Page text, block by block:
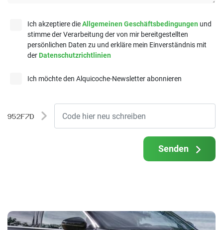
Ich akzeptiere dieAllgemeinen Geschäftsbedingungen und
stimme der Verarbeitung der von mir bereitgestellten
persönlichen Daten zu und erkläre mein Einverständnis mit
der Datenschutzrichtlinien
Ich möchte den Alquicoche-Newsletter abonnieren
Senden